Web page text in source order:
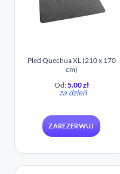
Pled Quechua XL (210 x 170
cm)
Od:5.00zł
za dzień
ZAREZERWUJ